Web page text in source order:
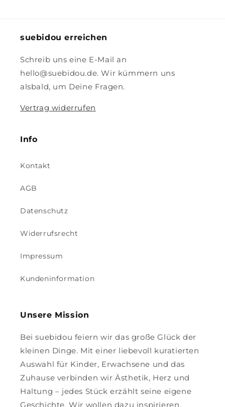
suebidou erreichen
Schreib uns eine E-Mail an
hello@suebidou.de. Wir kümmern uns
alsbald, um Deine Fragen.
Vertrag widerrufen
Info
Kontakt
AGB
Datenschutz
Widerrufsrecht
Impressum
Kundeninformation
Unsere Mission
Bei suebidou feiern wir das große Glück der
kleinen Dinge. Mit einer liebevoll kuratierten
Auswahl für Kinder, Erwachsene und das
Zuhause verbinden wir Ästhetik, Herz und
Haltung – jedes Stück erzählt seine eigene
Geschichte. Wir wollen dazu inspirieren,